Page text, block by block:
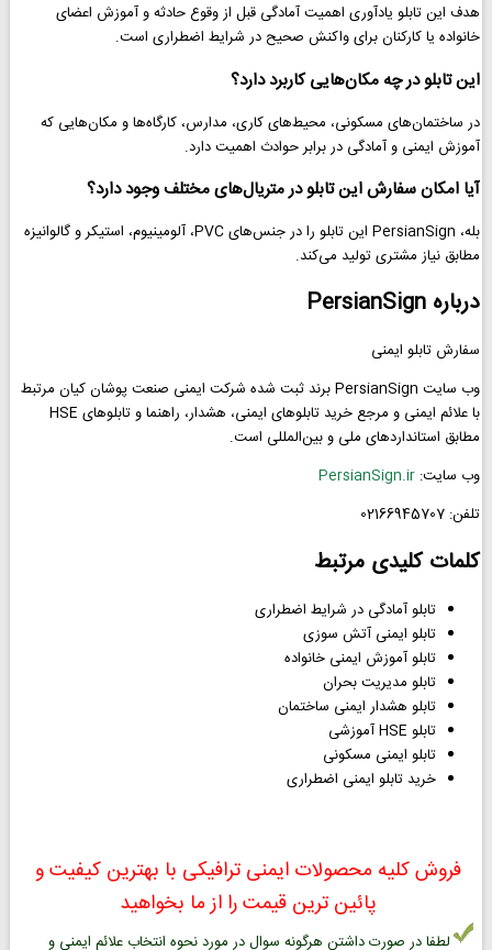
هدف این تابلو یادآوری اهمیت آمادگی قبل از وقوع حادثه و آموزش اعضای
خانواده یا کارکنان برای واکنش صحیح در شرایط اضطراری است.
این تابلو در چه مکان‌هایی کاربرد دارد؟
در ساختمان‌های مسکونی، محیط‌های کاری، مدارس، کارگاه‌ها و مکان‌هایی که
آموزش ایمنی و آمادگی در برابر حوادث اهمیت دارد.
آیا امکان سفارش این تابلو در متریال‌های مختلف وجود دارد؟
بله، PersianSign این تابلو را در جنس‌های PVC، آلومینیوم، استیکر و گالوانیزه
مطابق نیاز مشتری تولید می‌کند.
درباره PersianSign
سفارش تابلو ایمنی
وب سایت PersianSign برند ثبت شده شرکت ایمنی صنعت پوشان کیان مرتبط
با علائم ایمنی و مرجع خرید تابلوهای ایمنی، هشدار، راهنما و تابلوهای HSE
مطابق استانداردهای ملی و بین‌المللی است.
وب سایت:PersianSign.ir
تلفن: 02166945707
کلمات کلیدی مرتبط
تابلو آمادگی در شرایط اضطراری
تابلو ایمنی آتش سوزی
تابلو آموزش ایمنی خانواده
تابلو مدیریت بحران
تابلو هشدار ایمنی ساختمان
تابلو HSE آموزشی
تابلو ایمنی مسکونی
خرید تابلو ایمنی اضطراری
فروش کلیه محصولات ایمنی ترافیکی با بهترین کیفیت و
پائین ترین قیمت را از ما بخواهید
لطفا در صورت داشتن هرگونه سوال در مورد نحوه انتخاب علائم ایمنی و